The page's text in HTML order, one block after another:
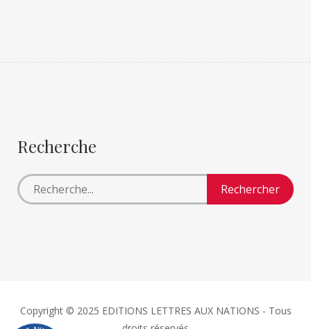
Recherche
Copyright © 2025 EDITIONS LETTRES AUX NATIONS - Tous